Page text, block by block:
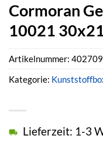
Cormoran
10021
Lieferzeit: 1-3
Artikelnummer:
Kategorie: